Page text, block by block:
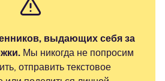
выдающих себя за
Мы никогда не попросим
отправить текстовое